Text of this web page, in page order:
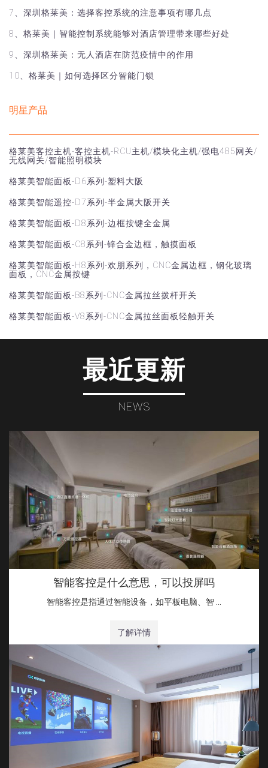
7、深圳格莱美：选择客控系统的注意事项有哪几点
8、格莱美｜智能控制系统能够对酒店管理带来哪些好处
9、深圳格莱美：无人酒店在防范疫情中的作用
10、格莱美｜如何选择区分智能门锁
明星产品
格莱美客控主机-客控主机-RCU主机/模块化主机/强电485网关/
无线网关/智能照明模块
格莱美智能面板-D6系列-塑料大阪
格莱美智能遥控-D7系列-半金属大阪开关
格莱美智能面板-D8系列-边框按键全金属
格莱美智能面板-C8系列-锌合金边框，触摸面板
格莱美智能面板-H8系列-欢朋系列，CNC金属边框，钢化玻璃
面板，CNC金属按键
格莱美智能面板-B8系列-CNC金属拉丝拨杆开关
格莱美智能面板-V8系列-CNC金属拉丝面板轻触开关
最近更新
NEWS
智能客控是什么意思，可以投屏吗
智能客控是指通过智能设备，如平板电脑、智 …
了解详情